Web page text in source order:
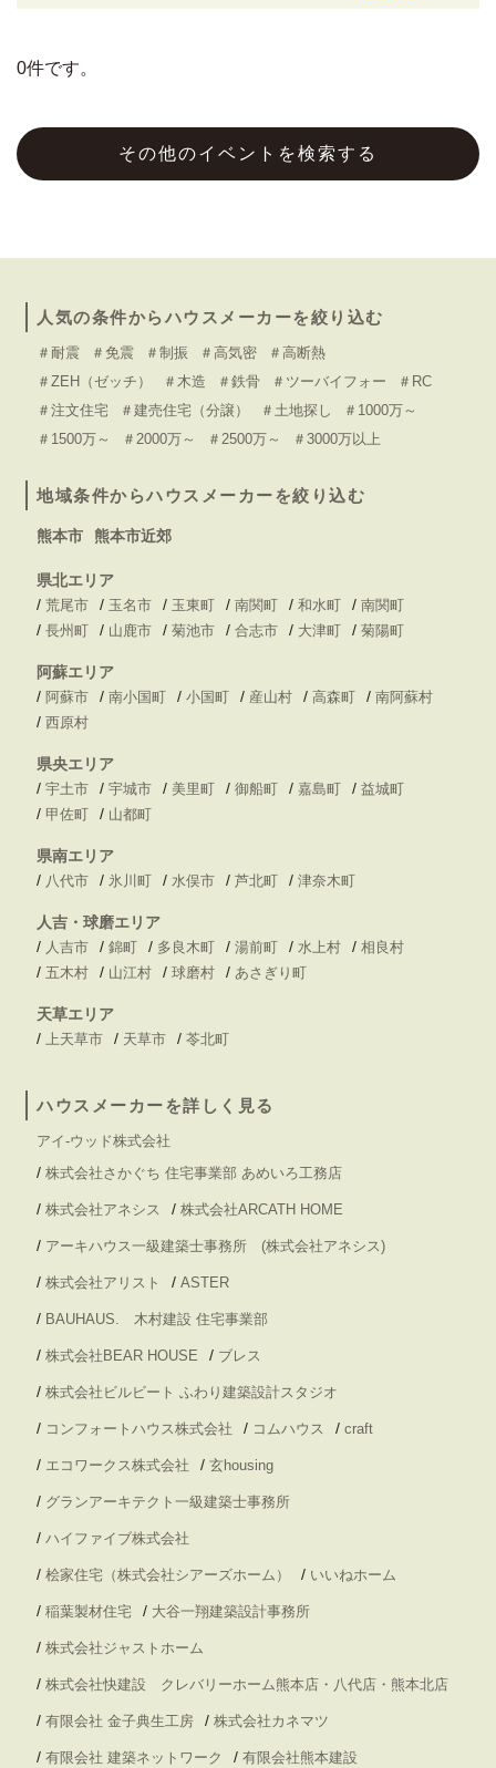
0件です。
その他のイベントを検索する
人気の条件からハウスメーカーを絞り込む
＃耐震 ＃免震 ＃制振 ＃高気密
＃高断熱
＃ZEH（ゼッチ）
＃木造 ＃鉄骨 ＃ツーバイフォー
＃RC
＃注文住宅
＃建売住宅（分譲） ＃土地探し
＃1000万～
＃1500万～
＃2000万～ ＃2500万～ ＃3000万以上
地域条件からハウスメーカーを絞り込む
熊本市 熊本市近郊
県北エリア
/ 荒尾市 / 玉名市 / 玉東町 / 南関町 / 和水町 / 南関町
/ 長州町 / 山鹿市 / 菊池市 / 合志市 / 大津町 / 菊陽町
阿蘇エリア
/ 阿蘇市 / 南小国町 / 小国町 / 産山村 / 高森町 / 南阿蘇村
/ 西原村
県央エリア
/ 宇土市 / 宇城市 / 美里町 / 御船町 / 嘉島町 / 益城町
/ 甲佐町 / 山都町
県南エリア
/ 八代市 / 氷川町 / 水俣市 / 芦北町 / 津奈木町
人吉・球磨エリア
/ 人吉市 / 錦町 / 多良木町 / 湯前町 / 水上村 / 相良村
/ 五木村 / 山江村 / 球磨村 / あさぎり町
天草エリア
/ 上天草市 / 天草市 / 苓北町
ハウスメーカーを詳しく見る
アイ-ウッド株式会社
/ 株式会社さかぐち 住宅事業部 あめいろ工務店
/ 株式会社アネシス / 株式会社ARCATH HOME
/ アーキハウス一級建築士事務所 (株式会社アネシス)
/ 株式会社アリスト / ASTER
/ BAUHAUS. 木村建設 住宅事業部
/ 株式会社BEAR HOUSE / ブレス
/ 株式会社ビルビート ふわり建築設計スタジオ
/ コンフォートハウス株式会社 / コムハウス / craft
/ エコワークス株式会社 / 玄housing
/ グランアーキテクト一級建築士事務所
/ ハイファイブ株式会社
/ 桧家住宅（株式会社シアーズホーム） / いいねホーム
/ 稲葉製材住宅 / 大谷一翔建築設計事務所
/ 株式会社ジャストホーム
/ 株式会社快建設 クレバリーホーム熊本店・八代店・熊本北店
/ 有限会社 金子典生工房 / 株式会社カネマツ
/ 有限会社 建築ネットワーク / 有限会社熊本建設